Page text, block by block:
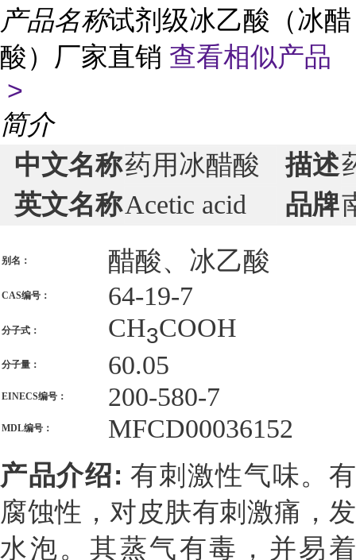
产品名称试剂级冰乙酸（冰醋
酸）厂家直销 查看相似产品
>
简介
中文名称药用冰醋酸 描述
英文名称Acetic acid 品牌
别名： 醋酸、冰乙酸
CAS编号： 64-19-7
分子式： CH3COOH
分子量： 60.05
EINECS编号： 200-580-7
MDL编号： MFCD00036152
产品介绍: 有刺激性气味。有
腐蚀性，对皮肤有刺激痛，发
水泡。其蒸气有毒，并易着